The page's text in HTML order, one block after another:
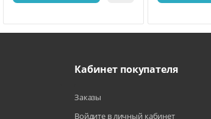
Кабинет покупателя
Заказы
Войдите в личный кабинет